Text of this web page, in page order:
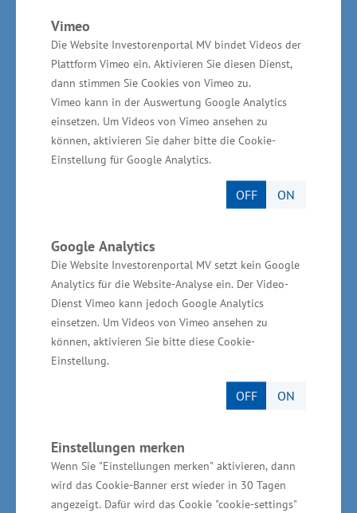
Vimeo
Die Website Investorenportal MV bindet Videos der
Plattform Vimeo ein. Aktivieren Sie diesen Dienst,
dann stimmen Sie Cookies von Vimeo zu.
Vimeo kann in der Auswertung Google Analytics
einsetzen. Um Videos von Vimeo ansehen zu
können, aktivieren Sie daher bitte die Cookie-
Einstellung für Google Analytics.
OFF ON
Google Analytics
Die Website Investorenportal MV setzt kein Google
Analytics für die Website-Analyse ein. Der Video-
Dienst Vimeo kann jedoch Google Analytics
einsetzen. Um Videos von Vimeo ansehen zu
können, aktivieren Sie bitte diese Cookie-
Einstellung.
OFF ON
Einstellungen merken
Wenn Sie "Einstellungen merken" aktivieren, dann
wird das Cookie-Banner erst wieder in 30 Tagen
angezeigt. Dafür wird das Cookie "cookie-settings"
Fahrgastschifffahrt.
Seit 1990 hat das Land rund 575 Millionen
Euro Fördermittel in den Ausbau der maritimen
Tourismusinfrastruktur investiert – in
Wasserwanderrastplätze, Promenaden,
Sportboothäfen und andere Projekte. Insgesamt
wurden damit Investitionen von mehr als 700
„Wir brauchen zukunftsfähige, nachhaltige und
digital an­schlussfähige Angebote – von der
Elektromobilität auf dem Wasser bis zur
modernen Gästeansprache“, so Staats­sekretär
Schulte. „Der Supieria Wasser- und Wakepark
zeigt eindrucksvoll, wie so etwas in der Praxis
Abschließend würdigte Staatssekretär Schule
das Enga­gement des Betreibers Supreme GmbH
über den Supieria Wasser- und Wakeparks in